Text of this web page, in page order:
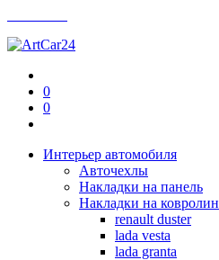
0
0
Интерьер автомобиля
Авточехлы
Накладки на панель
Накладки на ковролин
renault duster
lada vesta
lada granta